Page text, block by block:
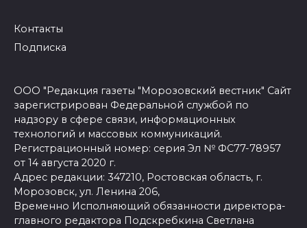
Контакты
Подписка
ООО "Редакция газеты "Морозовский вестник" Сайт
зарегистрирован Федеральной службой по
надзору в сфере связи, информационных
технологий и массовых коммуникаций.
Регистрационный номер: серия Эл № ФС77-78957
от 14 августа 2020 г.
Адрес редакции: 347210, Ростовская область, г.
Морозовск, ул. Ленина 206,
Временно Исполняющий обязанности директора-
главного редактора Подскребкина Светлана